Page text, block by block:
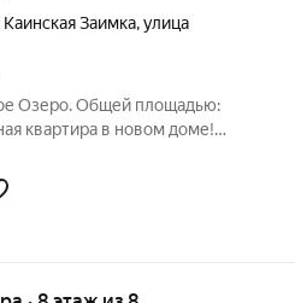
Заимка,улица
Озеро. Общей площадью:
квартира в новом доме!
При продаже вся мебель